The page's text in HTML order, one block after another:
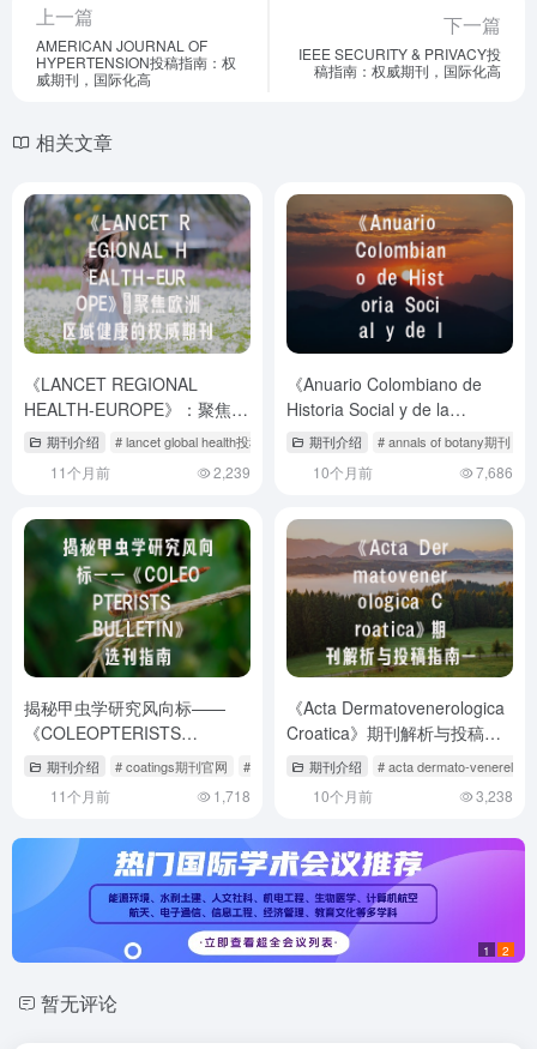
上一篇
AMERICAN JOURNAL OF
HYPERTENSION投稿指南：权
威期刊，国际化高
下一篇
IEEE SECURITY & PRIVACY投
稿指南：权威期刊，国际化高
相关文章
《LANCET REGIONAL
HEALTH-EUROPE》：聚焦欧
洲区域健康的权威期刊与投稿
期刊介绍 # lancet global health投稿经验 # lancet regional health if
11个月前 2,239
《Anuario Colombiano de
Historia Social y de la
Cultura》核心特色解析-投稿
期刊介绍 # annals of botany期刊
10个月前 7,686
揭秘甲虫学研究风向标——
《COLEOPTERISTS
BULLETIN》选刊指南
期刊介绍 # coatings期刊官网 # cor prudentis possidebit scientiam # cote杂志
11个月前 1,718
《Acta Dermatovenerologica
Croatica》期刊解析与投稿指
南——皮肤科研究者的必备手
期刊介绍 # acta dermato-
10个月前 3,238
1 2
暂无评论